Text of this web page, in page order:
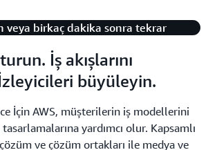
İş akışlarını
büyüleyin.
İçin AWS, müşterilerin iş modellerini
yardımcı olur. Kapsamlı
ve çözüm ortakları ile medya ve
veya birkaç dakika sonra tekrar